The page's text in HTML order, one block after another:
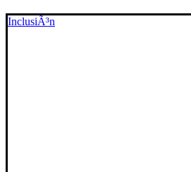
InclusiÃ³n